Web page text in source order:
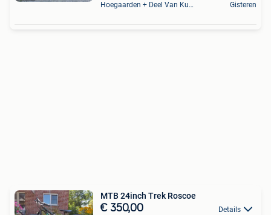
Hoegaarden + Deel Van Kumtich + Deel Van Tienen Gisteren
MTB 24inch Trek Roscoe
€ 350,00 Details